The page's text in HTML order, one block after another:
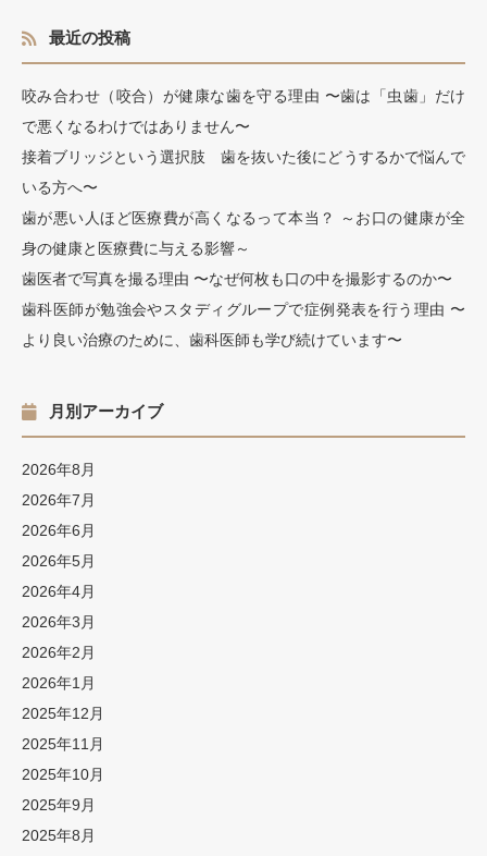
最近の投稿
咬み合わせ（咬合）が健康な歯を守る理由 〜歯は「虫歯」だけ
で悪くなるわけではありません〜
接着ブリッジという選択肢 歯を抜いた後にどうするかで悩んで
いる方へ〜
歯が悪い人ほど医療費が高くなるって本当？ ～お口の健康が全
身の健康と医療費に与える影響～
歯医者で写真を撮る理由 〜なぜ何枚も口の中を撮影するのか〜
歯科医師が勉強会やスタディグループで症例発表を行う理由 〜
より良い治療のために、歯科医師も学び続けています〜
月別アーカイブ
2026年8月
2026年7月
2026年6月
2026年5月
2026年4月
2026年3月
2026年2月
2026年1月
2025年12月
2025年11月
2025年10月
2025年9月
2025年8月